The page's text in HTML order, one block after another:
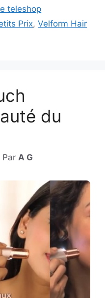
teleshop
Prix,Velform Hair
du
Par A G